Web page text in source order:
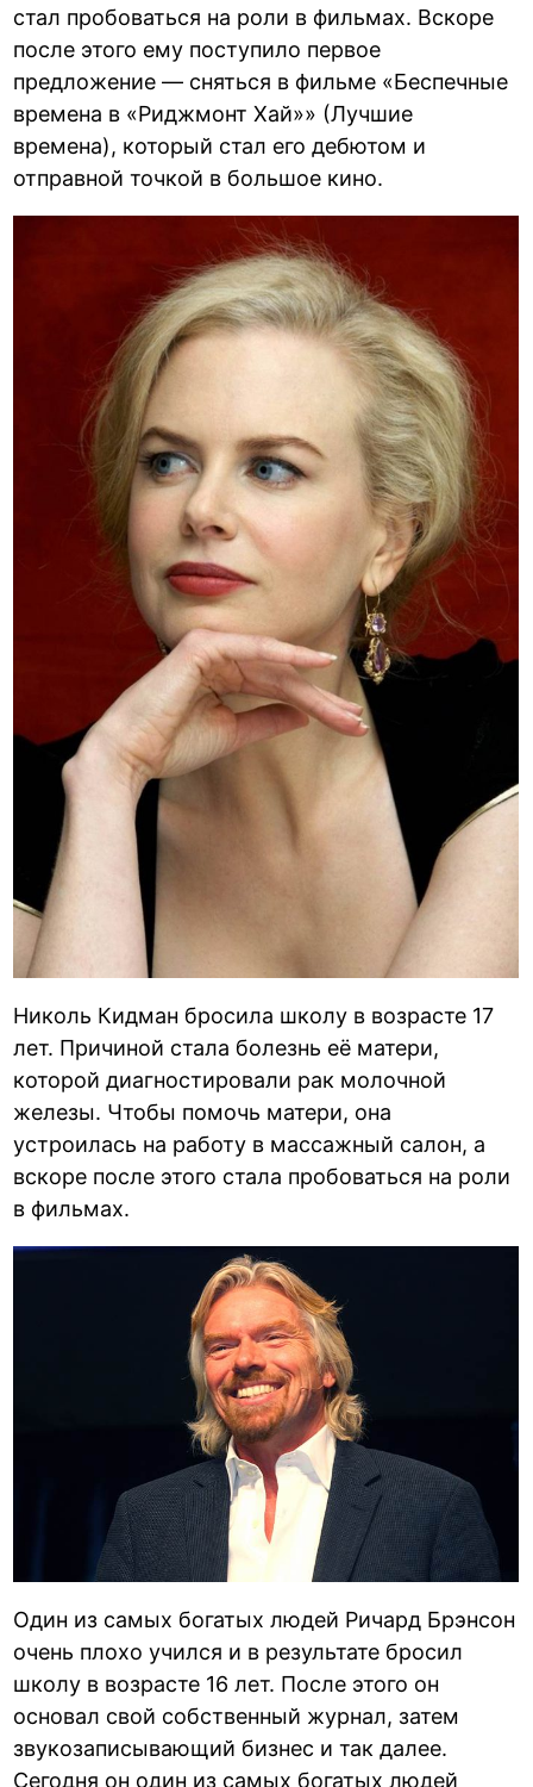
стал пробоваться на роли в фильмах. Вскоре
после этого ему поступило первое
предложение — сняться в фильме «Беспечные
времена в «Риджмонт Хай»» (Лучшие
времена), который стал его дебютом и
отправной точкой в большое кино.
Николь Кидман бросила школу в возрасте 17
лет. Причиной стала болезнь её матери,
которой диагностировали рак молочной
железы. Чтобы помочь матери, она
устроилась на работу в массажный салон, а
вскоре после этого стала пробоваться на роли
в фильмах.
Один из самых богатых людей Ричард Брэнсон
очень плохо учился и в результате бросил
школу в возрасте 16 лет. После этого он
основал свой собственный журнал, затем
звукозаписывающий бизнес и так далее.
Сегодня он один из самых богатых людей